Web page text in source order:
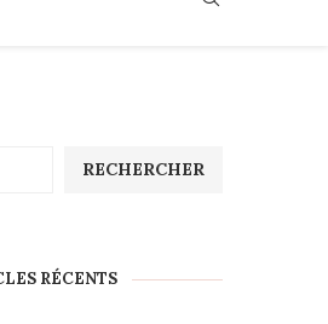
RECHERCHER
RÉCENTS